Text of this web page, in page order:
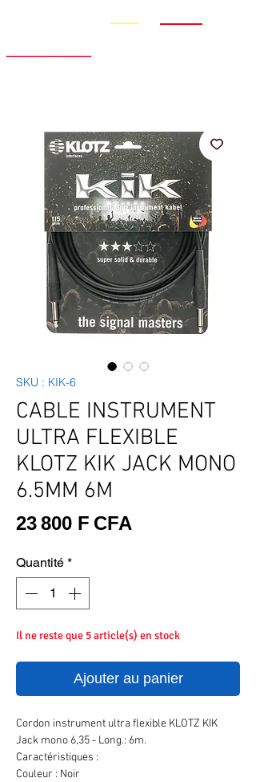
SKU : KIK-6
CABLE INSTRUMENT
ULTRA FLEXIBLE
KLOTZ KIK JACK MONO
6.5MM 6M
23 800 F CFA
Quantité *
Il ne reste que 5 article(s) en stock
Ajouter au panier
Cordon instrument ultra flexible KLOTZ KIK
Jack mono 6,35 - Long.: 6m.
Caractéristiques :
Couleur : Noir